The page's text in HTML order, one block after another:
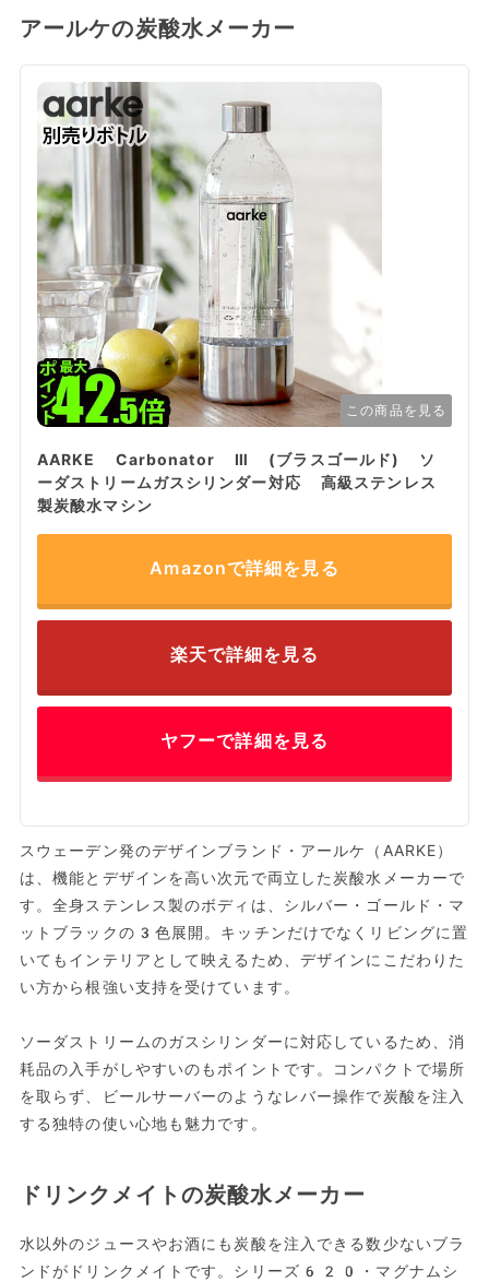
アールケの炭酸水メーカー
この商品を見る
AARKE Carbonator Ⅲ (ブラスゴールド) ソ
ーダストリームガスシリンダー対応 高級ステンレス
製炭酸水マシン
Amazonで詳細を見る
楽天で詳細を見る
ヤフーで詳細を見る
スウェーデン発のデザインブランド・アールケ（AARKE）
は、機能とデザインを高い次元で両立した炭酸水メーカーで
す。全身ステンレス製のボディは、シルバー・ゴールド・マ
ットブラックの3色展開。キッチンだけでなくリビングに置
いてもインテリアとして映えるため、デザインにこだわりた
い方から根強い支持を受けています。
ソーダストリームのガスシリンダーに対応しているため、消
耗品の入手がしやすいのもポイントです。コンパクトで場所
を取らず、ビールサーバーのようなレバー操作で炭酸を注入
する独特の使い心地も魅力です。
ドリンクメイトの炭酸水メーカー
水以外のジュースやお酒にも炭酸を注入できる数少ないブラ
ンドがドリンクメイトです。シリーズ620・マグナムシ